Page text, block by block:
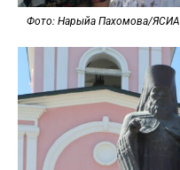
Фото: Нарыйа Пахомова/ЯСИА